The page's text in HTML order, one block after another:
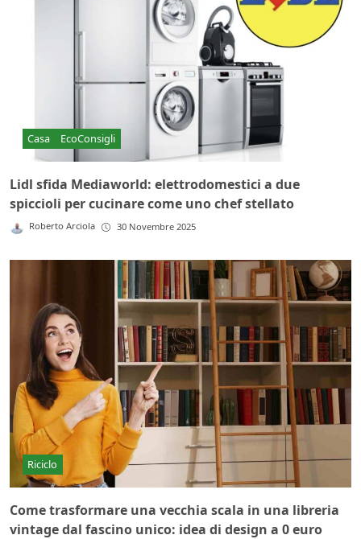
Casa EcoConsigli
Lidl sfida Mediaworld: elettrodomestici a due
spiccioli per cucinare come uno chef stellato
Roberto Arciola 30 Novembre 2025
Riciclo
Come trasformare una vecchia scala in una libreria
vintage dal fascino unico: idea di design a 0 euro